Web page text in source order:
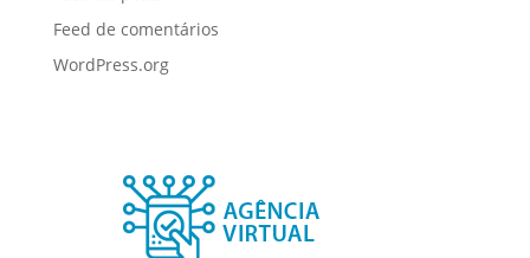
Feed de comentários
WordPress.org